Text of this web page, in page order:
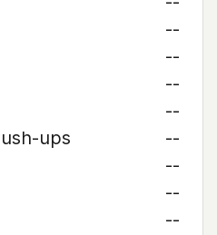
--
--
--
--
ups
--
--
--
--